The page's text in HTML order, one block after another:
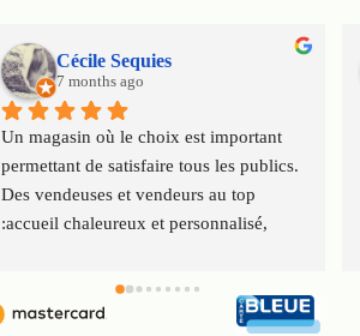
Cécile Sequies
7 months ago
Un magasin où le choix est important
permettant de satisfaire tous les publics.
Des vendeuses et vendeurs au top
:accueil chaleureux et personnalisé,
Merci à toute l'équipe.